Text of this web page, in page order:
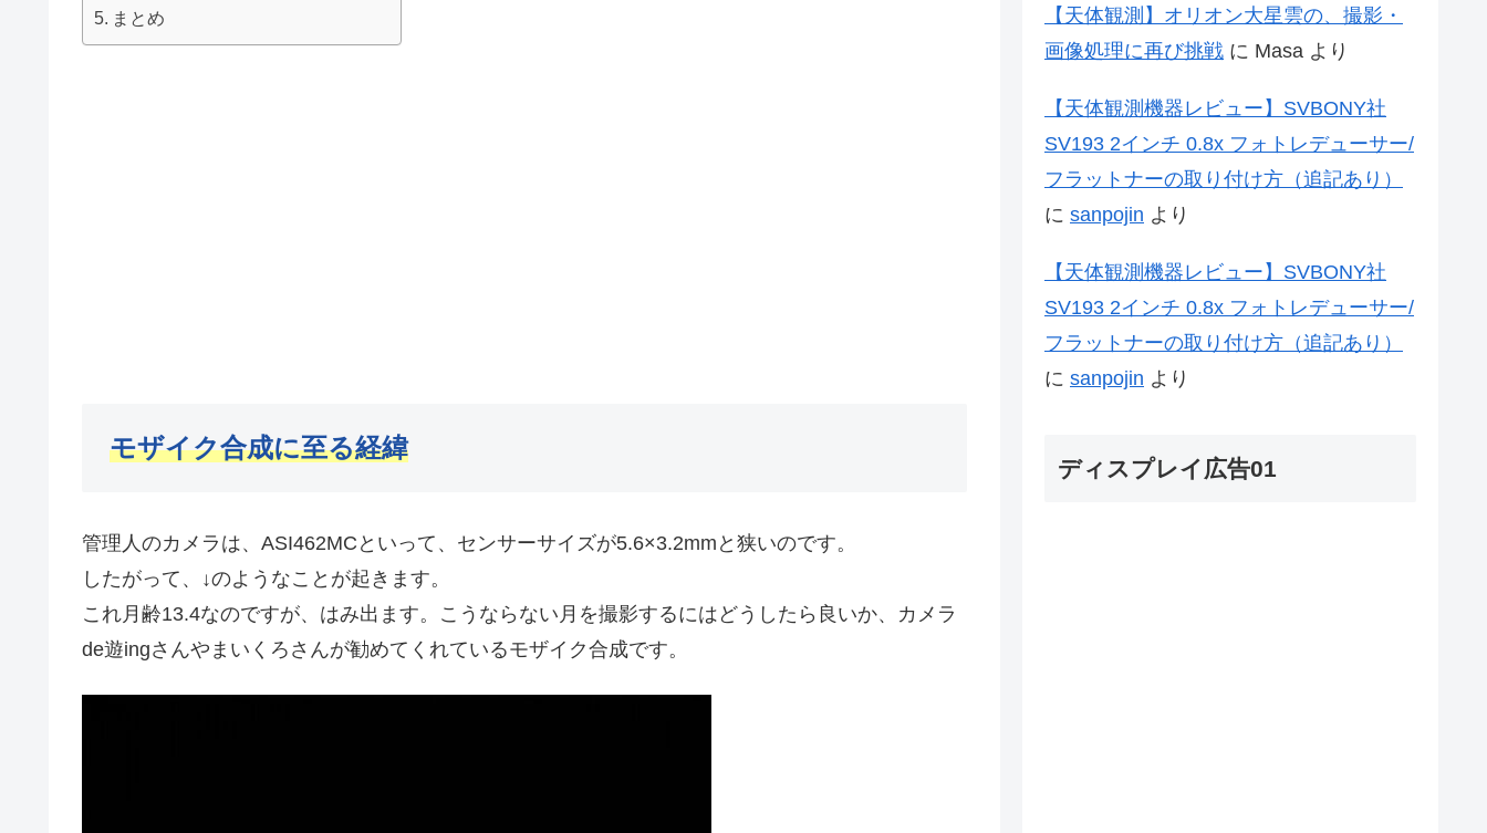
まとめ
モザイク合成に至る経緯
管理人のカメラは、ASI462MCといって、センサーサイズが5.6×3.2mmと狭いのです。
したがって、↓のようなことが起きます。
これ月齢13.4なのですが、はみ出ます。こうならない月を撮影するにはどうしたら良いか、カメラ
de遊ingさんやまいくろさんが勧めてくれているモザイク合成です。
【天体観測】オリオン大星雲の、撮影・
画像処理に再び挑戦 に Masa より
【天体観測機器レビュー】SVBONY社
SV193 2インチ 0.8x フォトレデューサー/
フラットナーの取り付け方（追記あり）
に sanpojin より
【天体観測機器レビュー】SVBONY社
SV193 2インチ 0.8x フォトレデューサー/
フラットナーの取り付け方（追記あり）
に sanpojin より
ディスプレイ広告01